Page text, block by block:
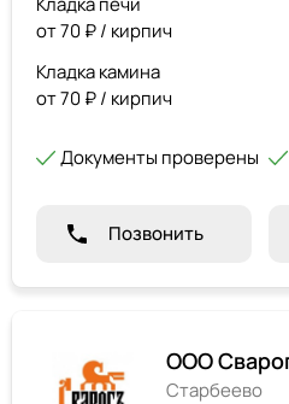
от 70 ₽ / кирпич
Кладка камина
от 70 ₽ / кирпич
Документы проверены
Позвонить
ООО
Старбеево